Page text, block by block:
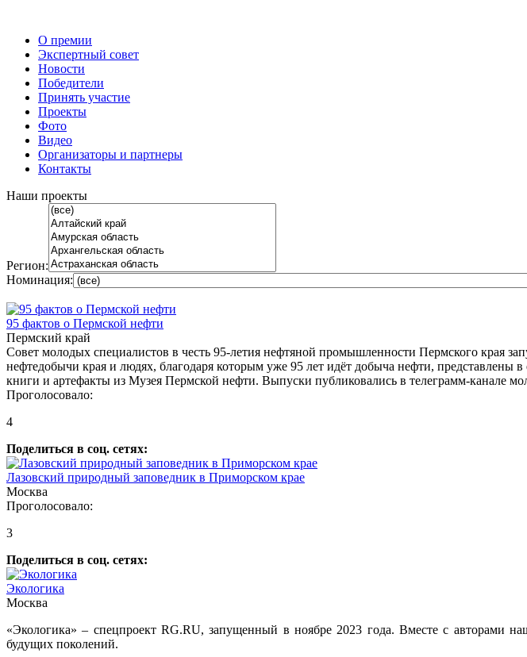
О премии
Экспертный совет
Новости
Победители
Принять участие
Проекты
Фото
Видео
Организаторы и партнеры
Контакты
Наши проекты
Регион:
Номинация:
95 фактов о Пермской нефти
Пермский край
Совет молодых специалистов в честь 95-летия нефтяной промышленности Пермского края
нефтедобычи края и людях, благодаря которым уже 95 лет идёт добыча нефти, представлены
книги и артефакты из Музея Пермской нефти. Выпуски публиковались в телеграмм-канале
Проголосовало:
4
Поделиться в соц. сетях:
Лазовский природный заповедник в Приморском крае
Москва
Проголосовало:
3
Поделиться в соц. сетях:
Экологика
Москва
«Экологика» – спецпроект RG.RU, запущенный в ноябре 2023 года. Вместе с авторами
будущих поколений.